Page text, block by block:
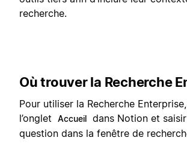
recherche.
Où trouver la Recherche
Pour utiliser la Recherche
l’onglet
Accueil dans Notion et
question dans la fenêtre de